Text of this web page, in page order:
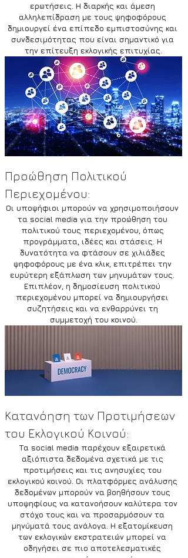
ερωτήσεις. Η διαρκής και άμεση
αλληλεπίδραση με τους ψηφοφόρους
δημιουργεί ένα επίπεδο εμπιστοσύνης και
συνδεσιμότητας που είναι σημαντικό για
την επίτευξη εκλογικής επιτυχίας.
Προώθηση Πολιτικού
Περιεχομένου:
Οι υποψήφιοι μπορούν να χρησιμοποιήσουν
τα social media για την προώθηση του
πολιτικού τους περιεχομένου, όπως
προγράμματα, ιδέες και στάσεις. Η
δυνατότητα να φτάσουν σε χιλιάδες
ψηφοφόρους με ένα κλικ, επιτρέπει την
ευρύτερη εξάπλωση των μηνυμάτων τους.
Επιπλέον, η δημοσίευση πολιτικού
περιεχομένου μπορεί να δημιουργήσει
συζητήσεις και να ενθαρρύνει τη
συμμετοχή του κοινού.
Κατανόηση των Προτιμήσεων
του Εκλογικού Κοινού:
Τα social media παρέχουν εξαιρετικά
αξιόπιστα δεδομένα σχετικά με τις
προτιμήσεις και τις ανησυχίες του
εκλογικού κοινού. Οι πλατφόρμες ανάλυσης
δεδομένων μπορούν να βοηθήσουν τους
υποψηφίους να κατανοήσουν καλύτερα τον
στόχο τους και να προσαρμόσουν τα
μηνύματά τους ανάλογα. Η εξατομίκευση
των εκλογικών εκστρατειών μπορεί να
οδηγήσει σε πιο αποτελεσματικές